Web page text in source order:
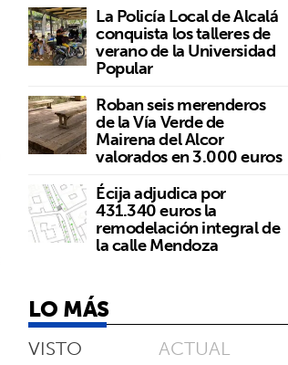
La Policía Local de Alcalá
conquista los talleres de
verano de la Universidad
Popular
Roban seis merenderos
de la Vía Verde de
Mairena del Alcor
valorados en 3.000 euros
Écija adjudica por
431.340 euros la
remodelación integral de
la calle Mendoza
LO MÁS
VISTO ACTUAL